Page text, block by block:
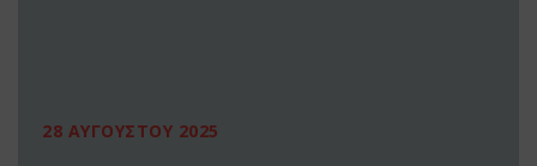
28 ΑΥΓΟΥΣΤΟΥ 2025